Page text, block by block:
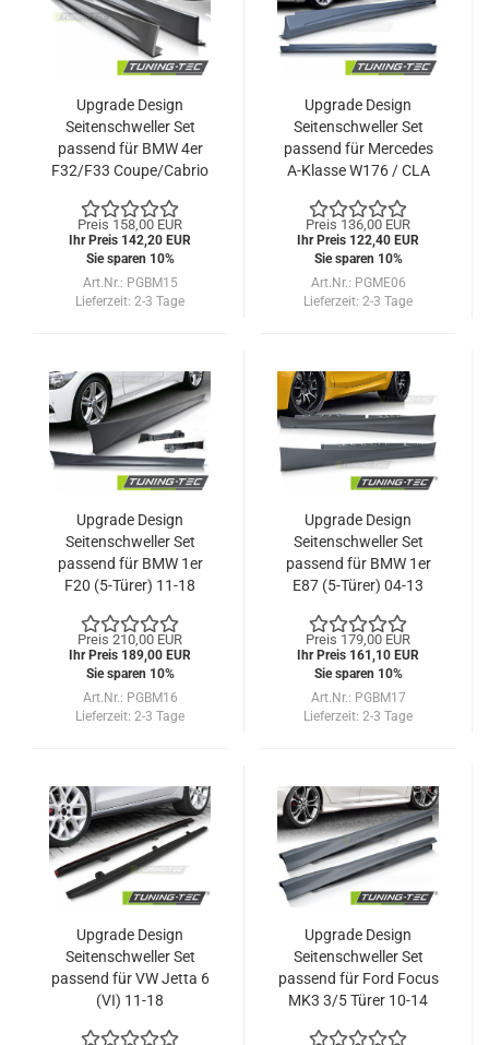
Upgrade Design
Seitenschweller Set
passend für BMW 4er
F32/F33 Coupe/Cabrio
Preis 158,00 EUR
Ihr Preis 142,20 EUR
Sie sparen 10%
Art.Nr.: PGBM15
Lieferzeit: 2-3 Tage
Upgrade Design
Seitenschweller Set
passend für Mercedes
A-Klasse W176 / CLA
Preis 136,00 EUR
Ihr Preis 122,40 EUR
Sie sparen 10%
Art.Nr.: PGME06
Lieferzeit: 2-3 Tage
Upgrade Design
Seitenschweller Set
passend für BMW 1er
F20 (5-Türer) 11-18
Preis 210,00 EUR
Ihr Preis 189,00 EUR
Sie sparen 10%
Art.Nr.: PGBM16
Lieferzeit: 2-3 Tage
Upgrade Design
Seitenschweller Set
passend für BMW 1er
E87 (5-Türer) 04-13
Preis 179,00 EUR
Ihr Preis 161,10 EUR
Sie sparen 10%
Art.Nr.: PGBM17
Lieferzeit: 2-3 Tage
Upgrade Design
Seitenschweller Set
passend für VW Jetta 6
(VI) 11-18
Upgrade Design
Seitenschweller Set
passend für Ford Focus
MK3 3/5 Türer 10-14